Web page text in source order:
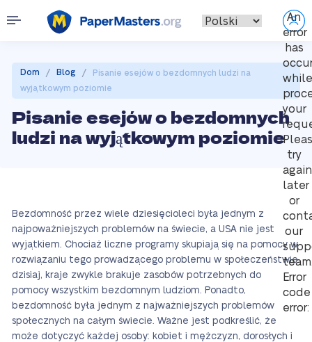
An
error
has
while
your
try
again
later
or
our
Error
code
error:
Dom / Blog /
Pisanie esejów o bezdomnych ludzi na
wyjątkowym poziomie
Pisanie esejów o bezdomnych
ludzi na wyjątkowym poziomie
Bezdomność przez wiele dziesięcioleci była jednym z
najpoważniejszych problemów na świecie, a USA nie jest
wyjątkiem. Chociaż liczne programy skupiają się na pomocy w
rozwiązaniu tego prowadzącego problemu w społeczeństwie
dzisiaj, kraje zwykle brakuje zasobów potrzebnych do
pomocy wszystkim bezdomnym ludziom. Ponadto,
bezdomność była jednym z najważniejszych problemów
społecznych na całym świecie. Ważne jest podkreślić, że
może dotyczyć każdej osoby: kobiet i mężczyzn, dorosłych i